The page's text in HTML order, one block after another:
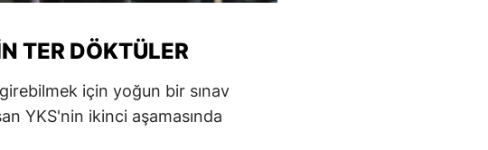
TER DÖKTÜLER
için yoğun bir sınav
YKS'nin ikinci aşamasında